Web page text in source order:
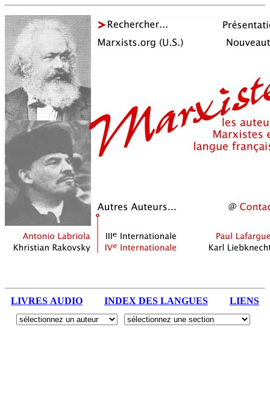
LIVRES AUDIO INDEX DES LANGUES LIENS